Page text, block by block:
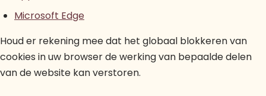
Microsoft Edge
Houd er rekening mee dat het globaal blokkeren van
cookies in uw browser de werking van bepaalde delen
van de website kan verstoren.